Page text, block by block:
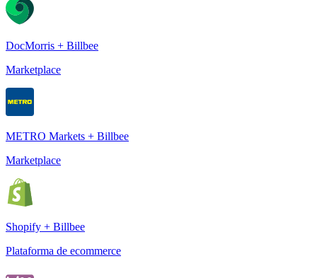
DocMorris + Billbee
Marketplace
METRO Markets + Billbee
Marketplace
Shopify + Billbee
Plataforma de ecommerce